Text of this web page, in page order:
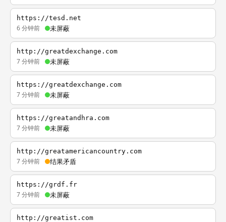
https://tesd.net
6 分钟前 未屏蔽
http://greatdexchange.com
7 分钟前 未屏蔽
https://greatdexchange.com
7 分钟前 未屏蔽
https://greatandhra.com
7 分钟前 未屏蔽
http://greatamericancountry.com
7 分钟前 结果矛盾
https://grdf.fr
7 分钟前 未屏蔽
http://greatist.com